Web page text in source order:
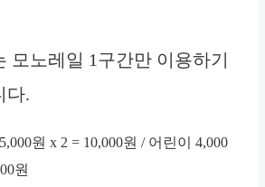
모노레일 1구간만 이용하기
다.
원 x 2 = 10,000원 / 어린이 4,000
원